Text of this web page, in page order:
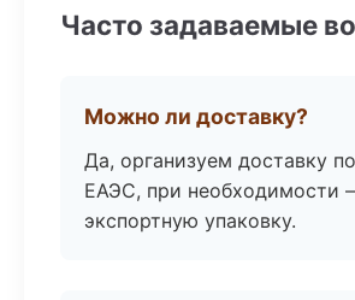
Часто задаваемые
Можно ли доставку?
Да, организуем доставку
ЕАЭС, при необходимости
экспортную упаковку.